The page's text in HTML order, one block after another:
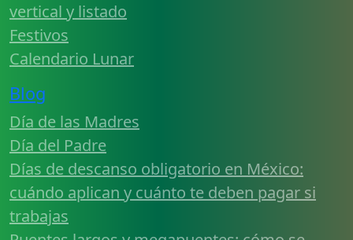
vertical y listado
Festivos
Calendario Lunar
Blog
Día de las Madres
Día del Padre
Días de descanso obligatorio en México:
cuándo aplican y cuánto te deben pagar si
trabajas